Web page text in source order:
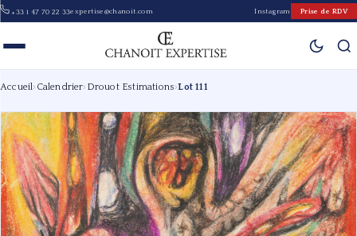
+33 1 47 70 22 33expertise@chanoit.com Instagram Prise de RDV
Accueil› Calendrier› Drouot Estimations›Lot 111